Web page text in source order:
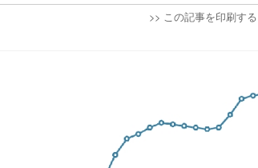
>> この記事を印刷する